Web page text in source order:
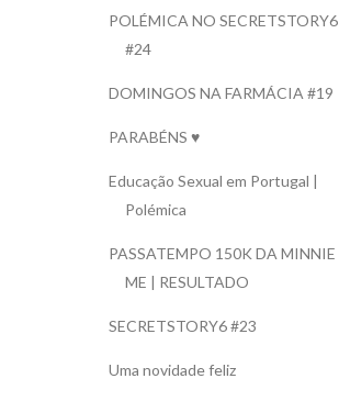
POLÉMICA NO SECRETSTORY6
#24
DOMINGOS NA FARMÁCIA #19
PARABÉNS ♥
Educação Sexual em Portugal |
Polémica
PASSATEMPO 150K DA MINNIE
ME | RESULTADO
SECRETSTORY6 #23
Uma novidade feliz